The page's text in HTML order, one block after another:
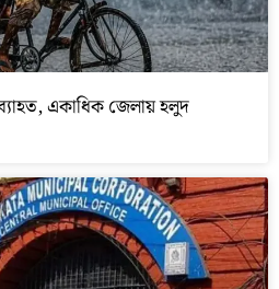
একাধিক জেলায় হলুদ